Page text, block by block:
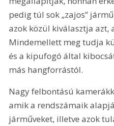
pedig túl sok „zajos”
azok közül kiválasztja azt,
Mindemellett meg tudja
és a kipufogó által
más hangforrástól.
Nagy felbontású
amik a rendszámaik
járműveket, illetve azok